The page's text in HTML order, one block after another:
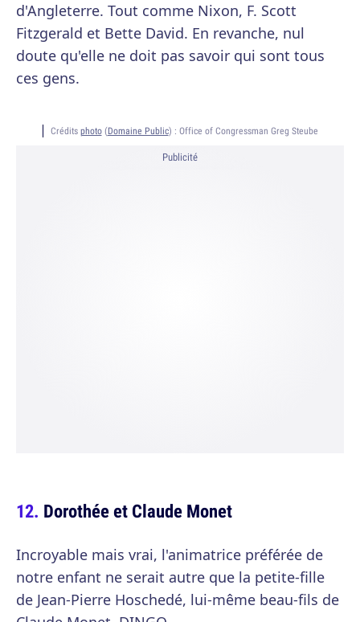
d'Angleterre. Tout comme Nixon, F. Scott
Fitzgerald et Bette David. En revanche, nul
doute qu'elle ne doit pas savoir qui sont tous
ces gens.
Crédits photo(Domaine Public) : Office of Congressman Greg Steube
Publicité
Dorothée et Claude Monet
Incroyable mais vrai, l'animatrice préférée de
notre enfant ne serait autre que la petite-fille
de Jean-Pierre Hoschedé, lui-même beau-fils de